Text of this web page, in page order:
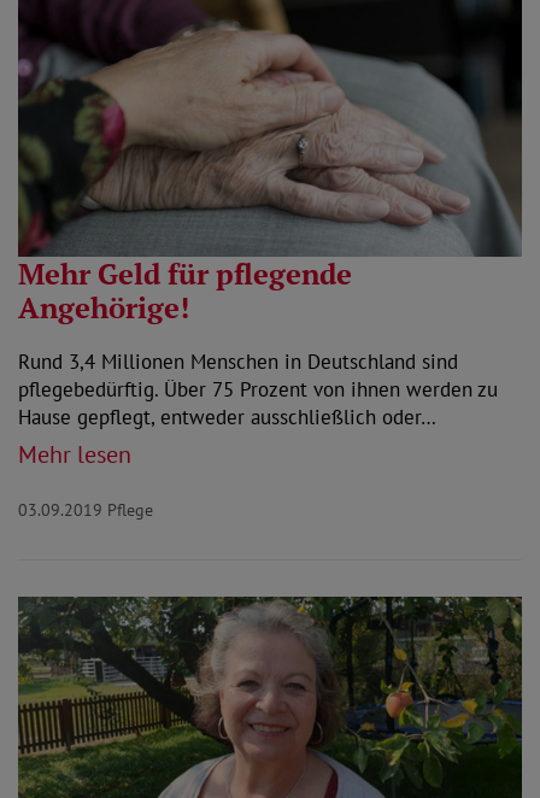
Mehr Geld für pflegende
Angehörige!
Rund 3,4 Millionen Menschen in Deutschland sind
pflegebedürftig. Über 75 Prozent von ihnen werden zu
Hause gepflegt, entweder ausschließlich oder…
Mehr lesen
03.09.2019 Pflege